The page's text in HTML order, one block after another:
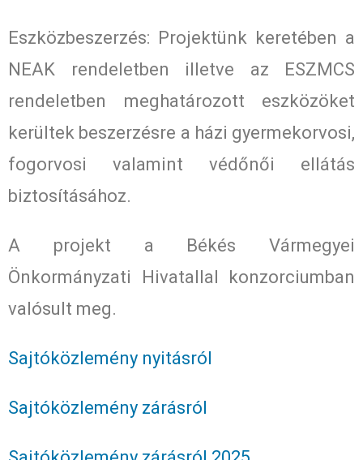
Eszközbeszerzés: Projektünk keretében a
NEAK rendeletben illetve az ESZMCS
rendeletben meghatározott eszközöket
kerültek beszerzésre a házi gyermekorvosi,
fogorvosi valamint védőnői ellátás
biztosításához.
A projekt a Békés Vármegyei
Önkormányzati Hivatallal konzorciumban
valósult meg.
Sajtóközlemény nyitásról
Sajtóközlemény zárásról